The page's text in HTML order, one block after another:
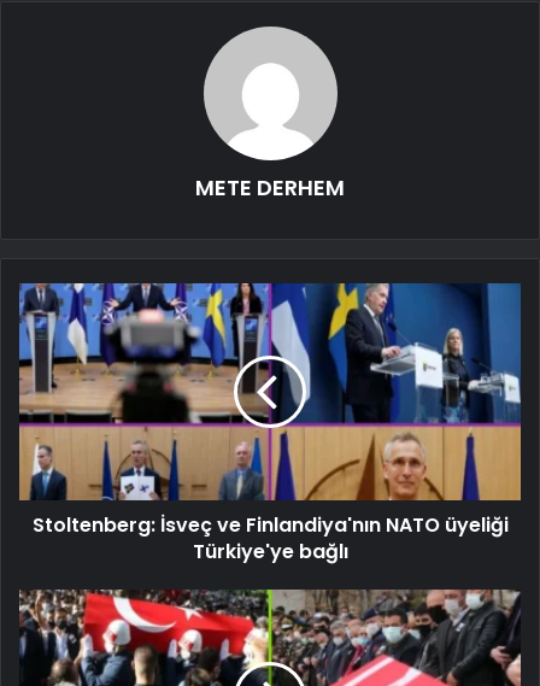
METE DERHEM
Stoltenberg: İsveç ve Finlandiya'nın NATO üyeliği
Türkiye'ye bağlı